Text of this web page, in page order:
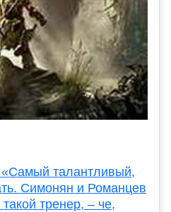
талантливый,
Симонян и Романцев
тренер, – че,